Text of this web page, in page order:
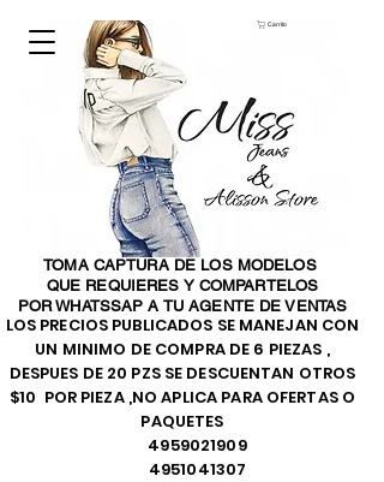
LOS PRECIOS PUBLICADOS SE MANEJAN CON
UN MINIMO DE COMPRA DE 6 PIEZAS ,
DESPUES DE 20 PZS SE DESCUENTAN OTROS
$10 POR PIEZA ,NO APLICA PARA OFERTAS O
PAQUETES
4959021909
4951041307
TOMA CAPTURA DE LOS MODELOS
QUE REQUIERES Y COMPARTELOS
POR WHATSSAP A TU AGENTE DE VENTAS
Carrito